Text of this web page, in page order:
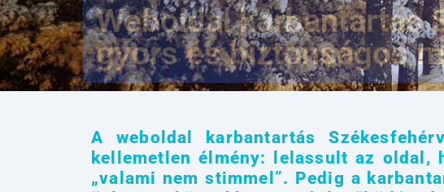
Weboldal karbantartás
gyors és biztonságos
A weboldal karbantartás
kellemetlen élmény: lelassult az
„valami nem stimmel”. Pedig a